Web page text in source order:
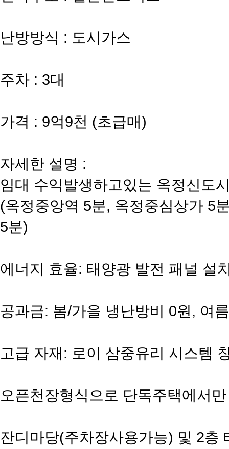
난방방식 : 도시가스
주차 : 3대
가격 : 9억9천 (초급매)
자세한 설명 :
임대 수익발생하고있는 옥정신도
(옥정중앙역 5분, 옥정중심상가 5
5분)
에너지 효율: 태양광 발전 패널 설
공과금: 봄/가을 냉난방비 0원, 여
고급 자재: 로이 삼중유리 시스템
오픈천장형식으로 단독주택에서
잔디마당(주차장사용가능) 및 2층